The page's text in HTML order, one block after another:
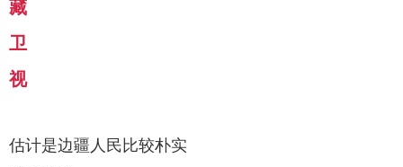
藏
卫
视
估计是边疆人民比较朴实